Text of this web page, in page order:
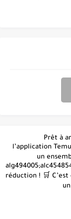
👋 Prêt
l’application
un
réduction ! 🛒